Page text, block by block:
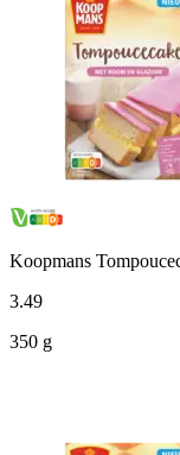
Koopmans
3.49
350 g